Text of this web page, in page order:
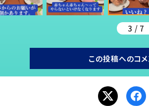
3 / 7
この投稿へのコ